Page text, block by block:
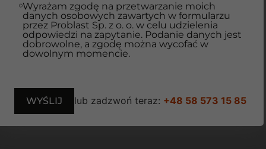
Wyrażam zgodę na przetwarzanie moich
danych osobowych zawartych w formularzu
przez Problast Sp. z o. o. w celu udzielenia
odpowiedzi na zapytanie. Podanie danych jest
dobrowolne, a zgodę można wycofać w
dowolnym momencie.
lub zadzwoń teraz: +48 58 573 15 85